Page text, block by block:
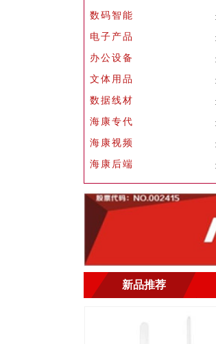
数码智能
电子产品
办公设备
文体用品
数据线材
海康专代
海康视频
海康后端
新品推荐